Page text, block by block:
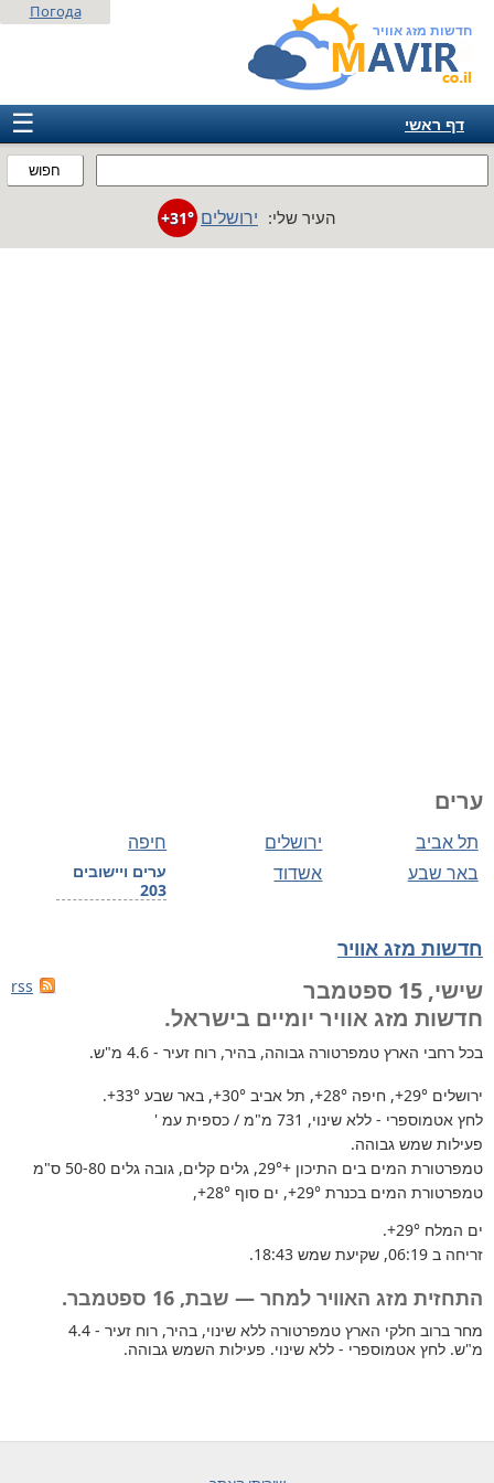
חדשות מזג אוויר
חפוש
Погода
☰
דף ראשי
אמריקה
העיר שלי: ירושלים +31°
ערים
חיפה ירושלים תל אביב
ערים ויישובים
203
אשדוד באר שבע
חדשות מזג אוויר
rss
שישי, 15 ספטמבר
חדשות מזג אוויר יומיים בישראל.
בכל רחבי הארץ טמפרטורה גבוהה, בהיר, רוח זעיר - 4.6 מ"ש.
ירושלים +29°, חיפה +28°, תל אביב +30°, באר שבע +33°
.
לחץ אטמוספרי - ללא שינוי, 731 מ"מ / כספית עמ '
פעילות שמש גבוהה.
טמפרטורת המים בים התיכון +29°
, גלים קלים, גובה גלים 50-80 ס"מ
טמפרטורת המים בכנרת +29°, ים סוף +28°
,
ים המלח +29°
.
זריחה ב 06:19, שקיעת שמש 18:43.
התחזית מזג האוויר למחר — שבת, 16 ספטמבר.
מחר ברוב חלקי הארץ טמפרטורה ללא שינוי, בהיר, רוח זעיר - 4.4
מ"ש. לחץ אטמוספרי - ללא שינוי. פעילות השמש גבוהה.